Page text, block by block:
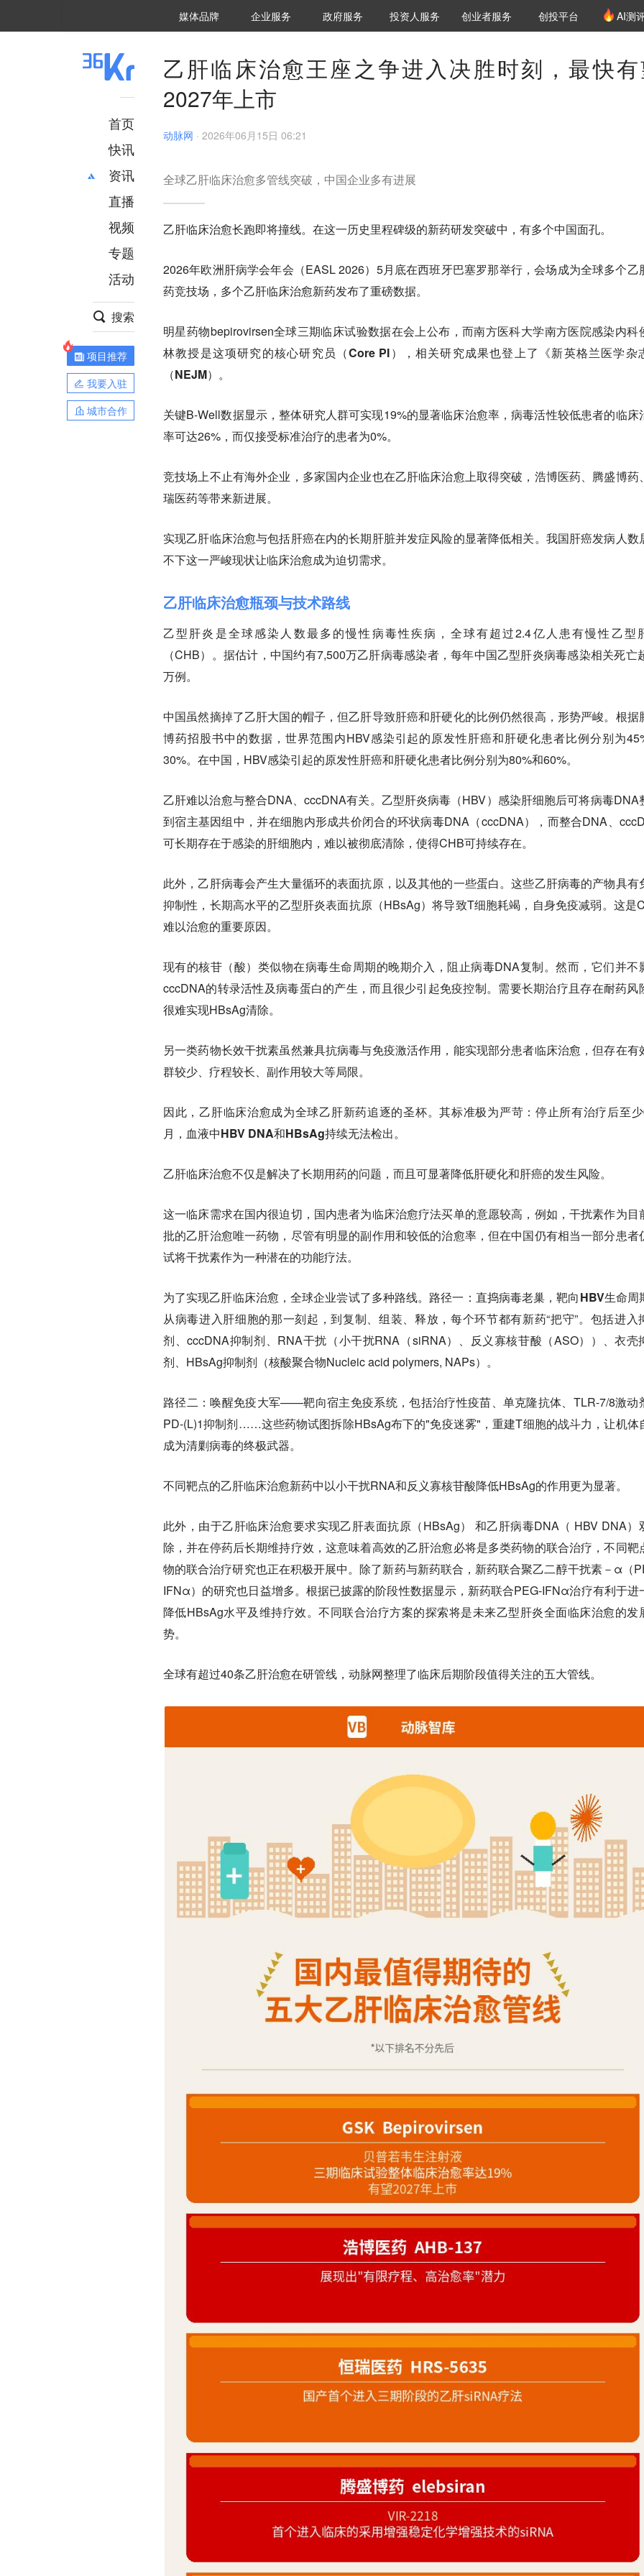
媒体品牌 36Kr研究院
企业服务 城市之窗
政府服务 VClub投资机构库
投资机构职位推介
投资人服务 创投氪堂
创业者服务 创投平台 AI测
首页
快讯
资讯
推荐
财经
项目推荐
安徽
直播
视频
专题
活动
搜索
项目推荐
我要入驻
城市合作
乙肝临床治愈王座之争进入决胜时刻，最快
2027年上市
动脉网 · 2026年06月15日 06:21
全球乙肝临床治愈多管线突破，中国企业多有进展
乙肝临床治愈长跑即将撞线。在这一历史里程碑级的新药研发突破中，有多个中国面孔。
2026年欧洲肝病学会年会（EASL 2026）5月底在西班牙巴塞罗那举行，会场成为全球多个乙
药竞技场，多个乙肝临床治愈新药发布了重磅数据。
明星药物bepirovirsen全球三期临床试验数据在会上公布，而南方医科大学南方医院感染内科
林教授是这项研究的核心研究员（Core PI），相关研究成果也登上了《新英格兰医学杂
（NEJM）。
关键B-Well数据显示，整体研究人群可实现19%的显著临床治愈率，病毒活性较低患者的临床
率可达26%，而仅接受标准治疗的患者为0%。
竞技场上不止有海外企业，多家国内企业也在乙肝临床治愈上取得突破，浩博医药、腾盛博药
瑞医药等带来新进展。
实现乙肝临床治愈与包括肝癌在内的长期肝脏并发症风险的显著降低相关。我国肝癌发病人数
不下这一严峻现状让临床治愈成为迫切需求。
乙肝临床治愈瓶颈与技术路线
乙型肝炎是全球感染人数最多的慢性病毒性疾病，全球有超过2.4亿人患有慢性乙型
（CHB）。据估计，中国约有7,500万乙肝病毒感染者，每年中国乙型肝炎病毒感染相关死亡
万例。
中国虽然摘掉了乙肝大国的帽子，但乙肝导致肝癌和肝硬化的比例仍然很高， 形势严峻。根据
博药招股书中的数据，世界范围内HBV感染引起的原发性肝癌和肝硬化患者比例分别为
30%。在中国，HBV感染引起的原发性肝癌和肝硬化患者比例分别为80%和60%。
乙肝难以治愈与整合DNA、cccDNA有关。乙型肝炎病毒（HBV）感染肝细胞后可将病毒DNA
到宿主基因组中，并在细胞内形成共价闭合的环状病毒DNA（cccDNA），而整合DNA、
可长期存在于感染的肝细胞内，难以被彻底清除，使得CHB可持续存在。
此外，乙肝病毒会产生大量循环的表面抗原，以及其他的一些蛋白。这些乙肝病毒的产物具有
抑制性，长期高水平的‌乙型肝炎表面抗原（HBsAg）将导致T细胞耗竭，自身免疫减弱。这是
难以治愈的重要原因。
现有的核苷（酸）类似物在病毒生命周期的晚期介入，阻止病毒DNA复制。然而，它们并不
cccDNA的转录活性及病毒蛋白的产生，而且很少引起免疫控制。需要长期治疗且存在耐药风
很难实现HBsAg清除。
另一类药物长效干扰素虽然兼具抗病毒与免疫激活作用，能实现部分患者临床治愈，但存在有
群较少、疗程较长、副作用较大等局限。
因此，乙肝临床治愈成为全球乙肝新药追逐的圣杯。其标准极为严苛：停止所有治疗后至
月，血液中HBV DNA和HBsAg持续无法检出。
乙肝临床治愈不仅是解决了长期用药的问题，而且可显著降低肝硬化和肝癌的发生风险。
这一临床需求在国内很迫切，国内患者为临床治愈疗法买单的意愿较高 ，例如，干扰素作为目
批的乙肝治愈唯一药物，尽管有明显的副作用和较低的治愈率，但在中国仍有相当一部分患者
试将干扰素作为一种潜在的功能疗法。
为了实现乙肝临床治愈，全球企业尝试了多种路线。 路径一：直捣病毒老巢，靶向HBV生命周
从病毒进入肝细胞的那一刻起，到复制、组装、释放，每个环节都有新药“把守”。包括进入
剂、cccDNA抑制剂、RNA干扰（小干扰RNA（siRNA）、反义寡核苷酸（ASO））、衣壳
剂、HBsAg抑制剂（核酸聚合物Nucleic acid polymers, NAPs）。
路径二：唤醒免疫大军——靶向宿主免疫系统，包括治疗性疫苗、单克隆抗体、TLR-7/8激动
PD-(L)1抑制剂……这些药物试图拆除HBsAg布下的"免疫迷雾"，重建T细胞的战斗力，让机体
成为清剿病毒的终极武器。
不同靶点的乙肝临床治愈新药中以小干扰RNA和反义寡核苷酸降低HBsAg的作用更为显著。
此外，由于乙肝临床治愈要求实现乙肝表面抗原（HBsAg） 和乙肝病毒DNA（ HBV DNA）
除，并在停药后长期维持疗效，这意味着高效的乙肝治愈必将是多类药物的联合治疗，不同靶
物的联合治疗研究也正在积极开展中。除了新药与新药联合，新药联合聚乙二醇干扰素－α（
IFNα）的研究也日益增多。根据已披露的阶段性数据显示，新药联合PEG-IFNα治疗有利于进
降低HBsAg水平及维持疗效。不同联合治疗方案的探索将是未来乙型肝炎全面临床治愈的发
势。
全球有超过40条乙肝治愈在研管线，动脉网整理了临床后期阶段值得关注的五大管线。